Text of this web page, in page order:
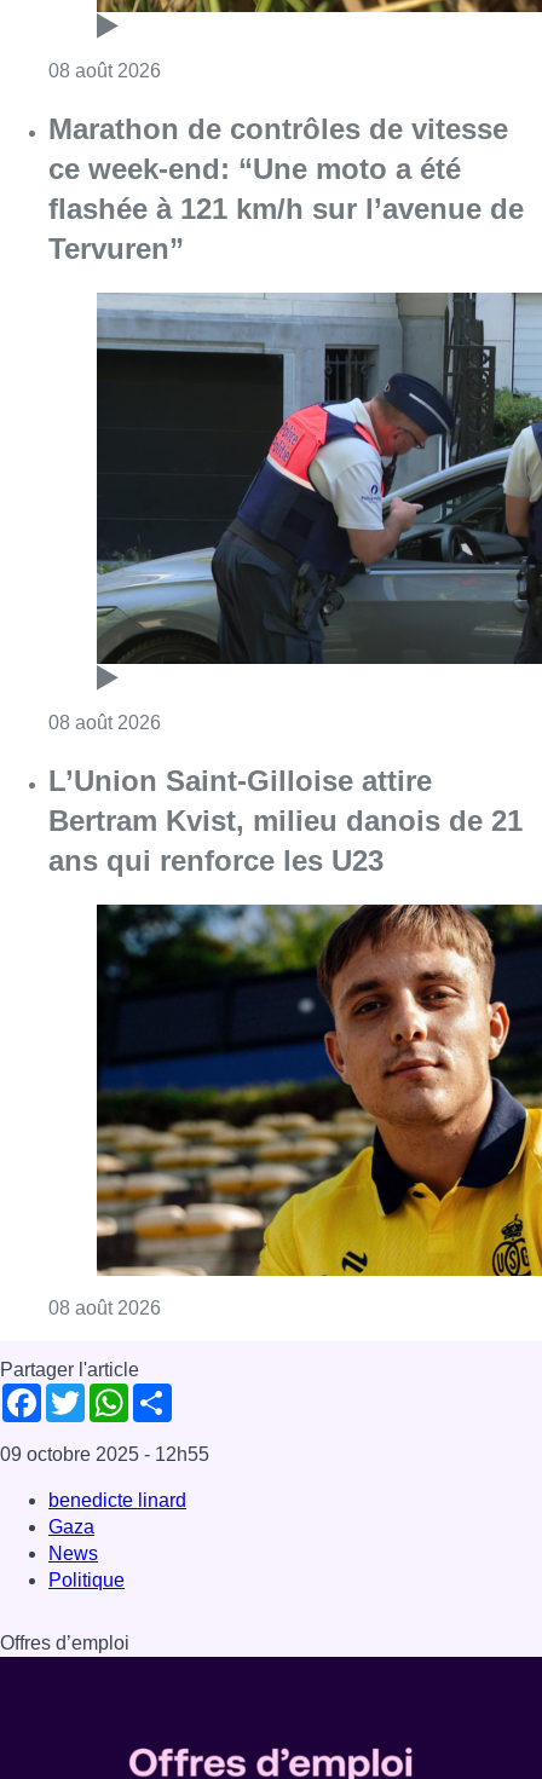
08 août 2026
Marathon de contrôles de vitesse
ce week-end: “Une moto a été
flashée à 121 km/h sur l’avenue de
Tervuren”
08 août 2026
L’Union Saint-Gilloise attire
Bertram Kvist, milieu danois de 21
ans qui renforce les U23
08 août 2026
Partager l'article
Facebook
TwitterWhatsApp
09 octobre 2025 - 12h55
benedicte linard
Gaza
News
Politique
Offres d’emploi